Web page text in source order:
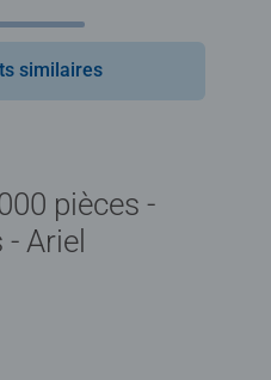
similaires
pièces -
Ariel